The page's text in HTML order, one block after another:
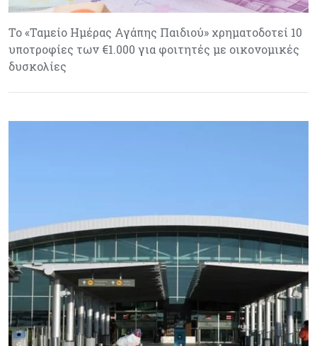
Το «Ταμείο Ημέρας Αγάπης Παιδιού» χρηματοδοτεί 10
υποτροφίες των €1.000 για φοιτητές με οικονομικές
δυσκολίες